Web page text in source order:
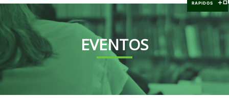
EVENTOS
RAPIDOS